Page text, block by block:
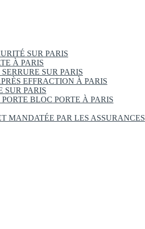
SUR PARIS
À PARIS
SUR PARIS
EFFRACTION À PARIS
SUR PARIS
BLOC PORTE À PARIS
MANDATÉE PAR LES ASSURANCES